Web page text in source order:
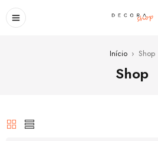
Início › Shop
Shop